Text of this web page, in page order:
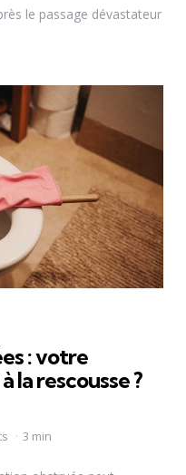
le passage dévastateur
: votre
la rescousse ?
3 min